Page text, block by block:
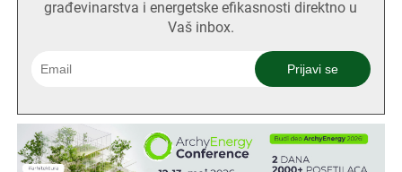
građevinarstva i energetske efikasnosti direktno u
Vaš inbox.